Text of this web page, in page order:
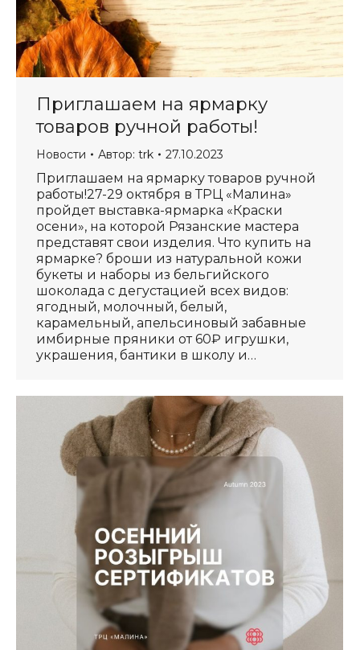
Приглашаем на ярмарку
товаров ручной работы!
Новости Автор: trk 27.10.2023
Приглашаем на ярмарку товаров ручной
работы!27-29 октября в ТРЦ «Малина»
пройдет выставка-ярмарка «Краски
осени», на которой Рязанские мастера
представят свои изделия. Что купить на
ярмарке? броши из натуральной кожи
букеты и наборы из бельгийского
шоколада с дегустацией всех видов:
ягодный, молочный, белый,
карамельный, апельсиновый забавные
имбирные пряники от 60₽ игрушки,
украшения, бантики в школу и…